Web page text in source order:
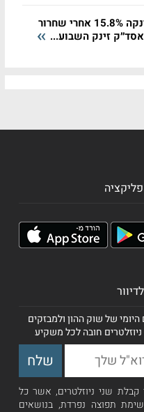
ספייס X זינקה 15.8% אחרי שחרור
זינק השבוע...
של שוק ההון ולמבזקים
חובה לכל משקיע
שני ניוזלטרים, אשר כל
תפוצה נפרדת, בנושאים